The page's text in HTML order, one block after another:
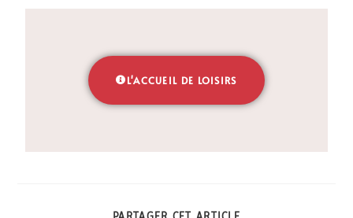
L'ACCUEIL DE LOISIRS